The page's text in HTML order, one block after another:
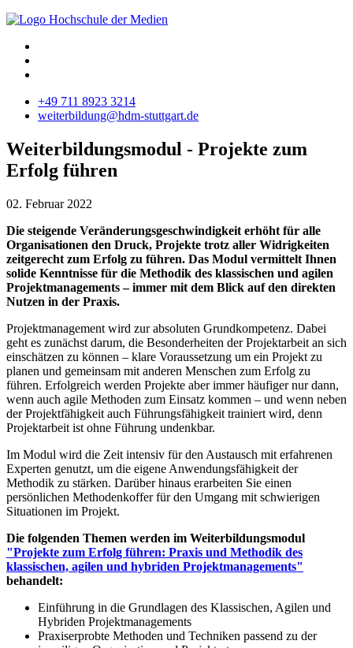
+49 711 8923 3214
weiterbildung@hdm-stuttgart.de
Weiterbildungsmodul - Projekte zum
Erfolg führen
02. Februar 2022
Die steigende Veränderungsgeschwindigkeit erhöht für alle
Organisationen den Druck, Projekte trotz aller Widrigkeiten
zeitgerecht zum Erfolg zu führen. Das Modul vermittelt Ihnen
solide Kenntnisse für die Methodik des klassischen und agilen
Projektmanagements – immer mit dem Blick auf den direkten
Nutzen in der Praxis.
Projektmanagement wird zur absoluten Grundkompetenz. Dabei
geht es zunächst darum, die Besonderheiten der Projektarbeit an sich
einschätzen zu können – klare Voraussetzung um ein Projekt zu
planen und gemeinsam mit anderen Menschen zum Erfolg zu
führen. Erfolgreich werden Projekte aber immer häufiger nur dann,
wenn auch agile Methoden zum Einsatz kommen – und wenn neben
der Projektfähigkeit auch Führungsfähigkeit trainiert wird, denn
Projektarbeit ist ohne Führung undenkbar.
Im Modul wird die Zeit intensiv für den Austausch mit erfahrenen
Experten genutzt, um die eigene Anwendungsfähigkeit der
Methodik zu stärken. Darüber hinaus erarbeiten Sie einen
persönlichen Methodenkoffer für den Umgang mit schwierigen
Situationen im Projekt.
Die folgenden Themen werden im Weiterbildungsmodul
"Projekte zum Erfolg führen: Praxis und Methodik des
klassischen, agilen und hybriden Projektmanagements"
behandelt:
Einführung in die Grundlagen des Klassischen, Agilen und
Hybriden Projektmanagements
Praxiserprobte Methoden und Techniken passend zu der